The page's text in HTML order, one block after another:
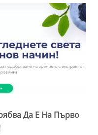
Да Е На Първо